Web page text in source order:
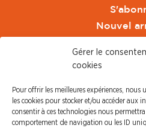
Gérer le
cookies
Pour offrir les meilleures expériences, nous
les cookies pour stocker et/ou accéder aux
consentir à ces technologies nous
comportement de navigation ou les ID
Nouvel
CFDT
CFDT